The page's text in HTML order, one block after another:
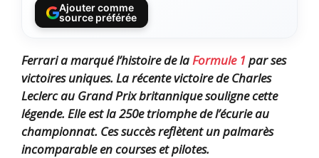
Ajouter comme
source préférée
Ferrari a marqué l’histoire de la Formule 1par ses
victoires uniques. La récente victoire de Charles
Leclerc au Grand Prix britannique souligne cette
légende. Elle est la 250e triomphe de l’écurie au
championnat. Ces succès reflètent un palmarès
incomparable en courses et pilotes.